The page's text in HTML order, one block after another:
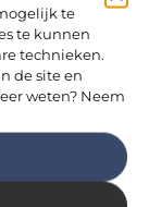
te
te kunnen
technieken.
de site en
weten? Neem
,
poetsen